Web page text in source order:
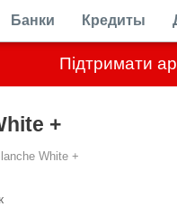
Підтримати
Банки Кредиты
+
White +